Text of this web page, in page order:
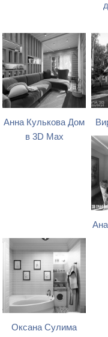
Анна Кулькова Дом
в 3D Max
Оксана Сулима